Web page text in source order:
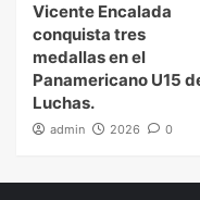
Vicente Encalada
conquista tres
medallas en el
Panamericano U15
Luchas.
admin 2026 0